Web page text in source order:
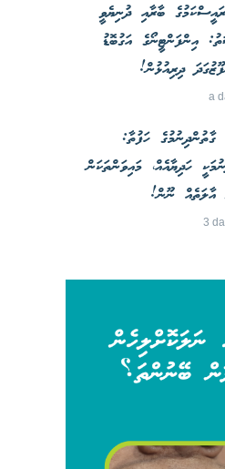
ބާރާއި ދުނިޔެވީ
އިންފަންޓީނޯގެ އަގުބޮޑު
ދިރިއުޅުން!
a
ގާތުންދިނުމުގެ ހަފުތާ:
ހަދިޔާއެއް، މައިވަންތަކަން
އާލަތެއް ނޫން!
3